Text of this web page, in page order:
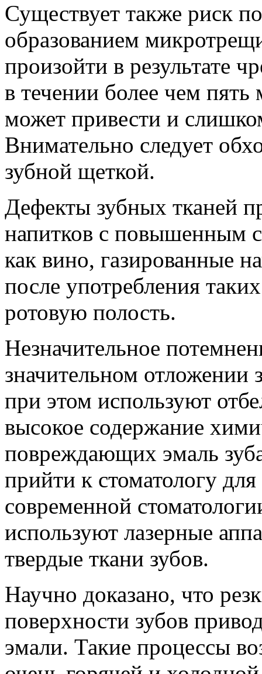
Существует также риск
образованием
произойти в результате
в течении более чем
может привести и
Внимательно следует
зубной щеткой.
Дефекты зубных тканей
напитков с повышенным
как вино, газированные
после употребления
ротовую полость.
Незначительное
значительном отложении
при этом используют
высокое содержание
повреждающих эмаль
прийти к стоматологу
современной
используют лазерные
твердые ткани зубов.
Научно доказано, что
поверхности зубов
эмали. Такие процессы